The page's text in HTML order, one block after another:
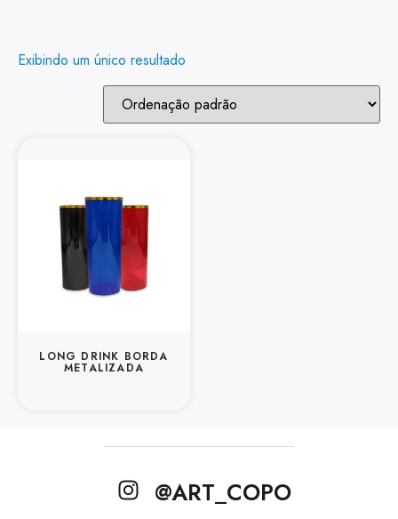
Exibindo um único resultado
LONG DRINK BORDA
METALIZADA
@ART_COPO